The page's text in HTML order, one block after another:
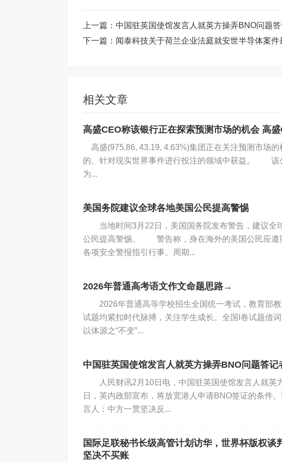
上一篇： 中国驻英国使馆发言人就英方操弄BNO问题答
下一篇： 闻泰科技关于荷兰企业法庭就安世半导体案件
相关文章
高盛CEO称该银行正在探索预测市场的机会 高
高盛(975.86, 43.19, 4.63%)集团正在关注预测市场
的、针对现实世界事件进行投注的领域中获益。 该
为...
美国务院建议全球各地美国公民提高警惕
当地时间3月22日，美国国务院发布警告，建议全
公民提高警惕。 警告称，身在海外的美国公民应遵
各项安全警报指引行事。周期...
2026年普通高考语文作文命题思路→
2026年普通高等学校招生全国统一考试，教育部教
试题均紧扣时代脉搏，关注学生成长。全国I卷试题借
以体源之“不变”...
中国驻英国使馆发言人就英方操弄BNO问题答记
人民财讯2月10日电，中国驻英国使馆发言人就
日，英内政部宣布，将放宽港人申请BNO签证的条
言人：中方一贯坚决反...
国际足联秘书长级高管计划访华，世界杯版权
坚决不买账